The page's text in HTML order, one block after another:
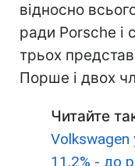
відносно
ради Porsche і
трьох
Порше і двох
Читайте
Volkswagen
11,2% - до